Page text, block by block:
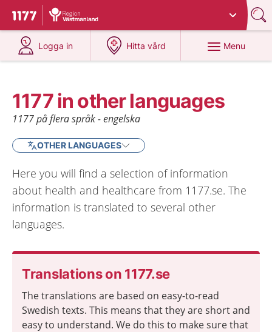
To start page for 1177
Du har valt region
Logga in
at 1177.se
Hitta vård
at 1177.se
Menu
1177 in other languages
1177 på flera språk - engelska
OTHER LANGUAGES
Here you will find a selection of information
about health and healthcare from 1177.se. The
information is translated to several other
languages.
Translations on 1177.se
The translations are based on easy-to-read
Swedish texts. This means that they are short and
easy to understand. We do this to make sure that